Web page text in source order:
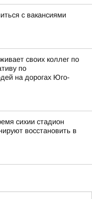
с вакансиями
своих коллег по
по
на дорогах Юго-
сихии стадион
восстановить в